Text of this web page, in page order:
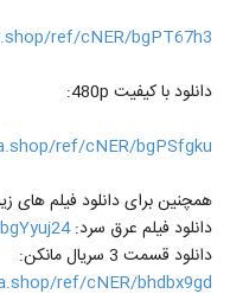
ref/cNER/bgPT67h3
دانلود با کیفیت 480p:
ref/cNER/bgPSfgku
همچنین برای دانلود فیلم های
دانلود فیلم عرق سرد:
دانلود قسمت 3 سریال مانکن:
ref/cNER/bhdbx9gd